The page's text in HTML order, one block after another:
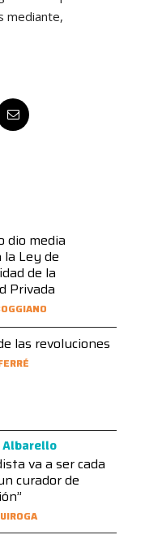
mediante,
dio media
la Ley de
de la
Privada
las revoluciones
Albarello
va a ser cada
curador de